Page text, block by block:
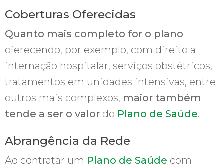
Coberturas Oferecidas
Quanto mais completo for o plano
oferecendo, por exemplo, com direito a
internação hospitalar, serviços obstétricos,
tratamentos em unidades intensivas, entre
outros mais complexos, maior também
tende a ser o valor do Plano de Saúde.
Abrangência da Rede
Ao contratar um Plano de Saúde com